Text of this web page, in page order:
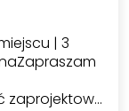
| 3
zaprojektow…